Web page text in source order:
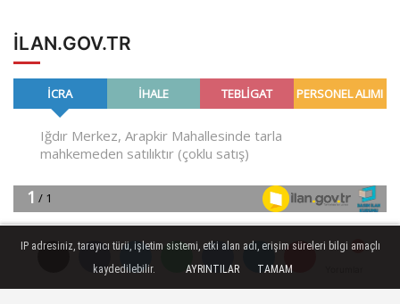
ILAN.GOV.TR
IP adresiniz, tarayıcı türü, işletim sistemi, etki alan adı, erişim süreleri bilgi amaçlı
kaydedilebilir.
AYRINTILAR TAMAM